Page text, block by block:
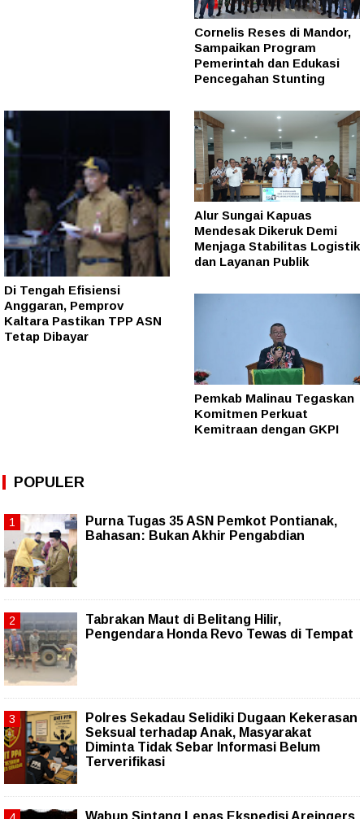
Cornelis Reses di Mandor,
Sampaikan Program
Pemerintah dan Edukasi
Pencegahan Stunting
Di Tengah Efisiensi
Anggaran, Pemprov
Kaltara Pastikan TPP ASN
Tetap Dibayar
Alur Sungai Kapuas
Mendesak Dikeruk Demi
Menjaga Stabilitas Logistik
dan Layanan Publik
Pemkab Malinau Tegaskan
Komitmen Perkuat
Kemitraan dengan GKPI
POPULER
Purna Tugas 35 ASN Pemkot Pontianak,
Bahasan: Bukan Akhir Pengabdian
Tabrakan Maut di Belitang Hilir,
Pengendara Honda Revo Tewas di Tempat
Polres Sekadau Selidiki Dugaan Kekerasan
Seksual terhadap Anak, Masyarakat
Diminta Tidak Sebar Informasi Belum
Terverifikasi
Wabup Sintang Lepas Ekspedisi Areingers